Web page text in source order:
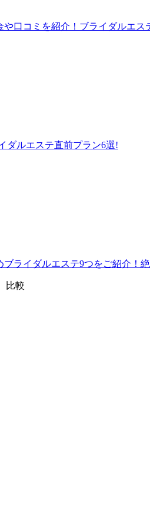
口コミを紹介！ブライダルエス
ダルエステ直前プラン6選!
ブライダルエステ9つをご紹介！
比較